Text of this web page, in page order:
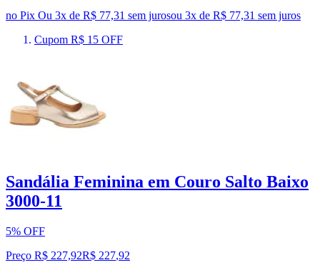
no Pix Ou 3x de R$ 77,31 sem jurosou 3x de R$ 77,31 sem juros
Cupom R$ 15 OFF
Sandália Feminina em Couro Salto Baixo
3000-11
5% OFF
Preço R$ 227,92R$ 227,92